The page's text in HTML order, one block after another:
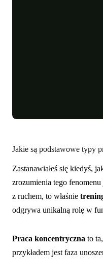
Jakie są podstawowe typy
Zastanawiałeś się kiedyś,
zrozumienia tego
z ruchem, to właśnie
odgrywa unikalną rolę w
Praca koncentryczna to
przykładem jest faza